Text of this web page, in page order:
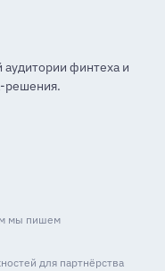
аудитории финтеха и
решения.
мы пишем
для партнёрства